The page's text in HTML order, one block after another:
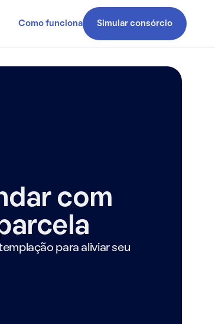
Como funciona Simular consórcio
com
para aliviar seu